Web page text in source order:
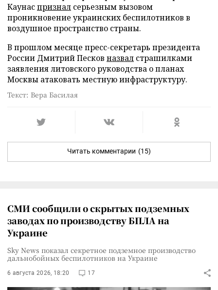
Каунаспризнал серьезным вызовом
проникновение украинских беспилотников в
воздушное пространство страны.
В прошлом месяце пресс-секретарь президента
России Дмитрий Песков назвал страшилками
заявления литовского руководства о планах
Москвы атаковать местную инфраструктуру.
Текст: Вера Басилая
Читать комментарии (15)
СМИ сообщили о скрытых подземных
заводах по производству БПЛА на
Украине
Sky News показал секретное подземное производство
дальнобойных беспилотников на Украине
6 августа 2026, 18:20 17